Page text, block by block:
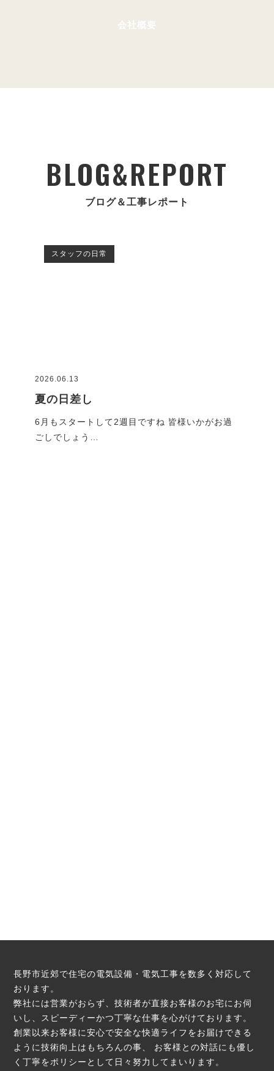
会社概要
BLOG&REPORT
ブログ＆工事レポート
スタッフの日常
2026.06.13
夏の日差し
6月もスタートして2週目ですね 皆様いかがお過
ごしでしょう…
長野市近郊で住宅の電気設備・電気工事を数多く対応して
おります。
弊社には営業がおらず、技術者が直接お客様のお宅にお伺
いし、スピーディーかつ丁寧な仕事を心がけております。
創業以来お客様に安心で安全な快適ライフをお届けできる
ように技術向上はもちろんの事、
お客様との対話にも優し
く丁寧をポリシーとして日々努力してまいります。